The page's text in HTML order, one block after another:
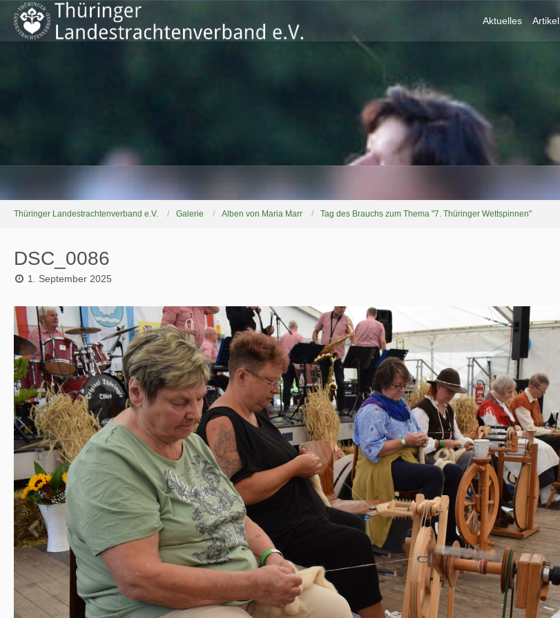
Aktuelles Artikel
Thüringer Landestrachtenverband e.V. Galerie Alben von Maria Marr Tag des Brauchs zum Thema "7. Thüringer Wettspinnen"
DSC_0086
1. September 2025